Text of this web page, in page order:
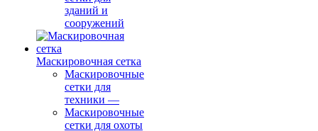
зданий и
сооружений
Маскировочная сетка
Маскировочные
сетки для
техники —
Маскировочные
сетки для охоты